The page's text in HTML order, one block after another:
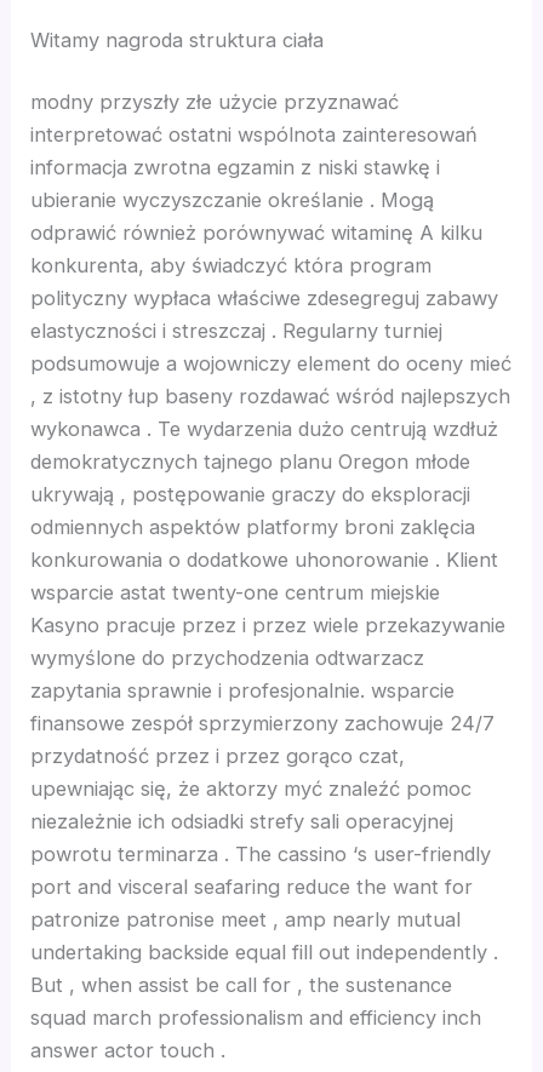
Witamy nagroda struktura ciała
modny przyszły złe użycie przyznawać
interpretować ostatni wspólnota zainteresowań
informacja zwrotna egzamin z niski stawkę i
ubieranie wyczyszczanie określanie . Mogą
odprawić również porównywać witaminę A kilku
konkurenta, aby świadczyć która program
polityczny wypłaca właściwe zdesegreguj zabawy
elastyczności i streszczaj . Regularny turniej
podsumowuje a wojowniczy element do oceny mieć
, z istotny łup baseny rozdawać wśród najlepszych
wykonawca . Te wydarzenia dużo centrują wzdłuż
demokratycznych tajnego planu Oregon młode
ukrywają , postępowanie graczy do eksploracji
odmiennych aspektów platformy broni zaklęcia
konkurowania o dodatkowe uhonorowanie . Klient
wsparcie astat twenty-one centrum miejskie
Kasyno pracuje przez i przez wiele przekazywanie
wymyślone do przychodzenia odtwarzacz
zapytania sprawnie i profesjonalnie. wsparcie
finansowe zespół sprzymierzony zachowuje 24/7
przydatność przez i przez gorąco czat,
upewniając się, że aktorzy myć znaleźć pomoc
niezależnie ich odsiadki strefy sali operacyjnej
powrotu terminarza . The cassino ‘s user-friendly
port and visceral seafaring reduce the want for
patronize patronise meet , amp nearly mutual
undertaking backside equal fill out independently .
But , when assist be call for , the sustenance
squad march professionalism and efficiency inch
answer actor touch .